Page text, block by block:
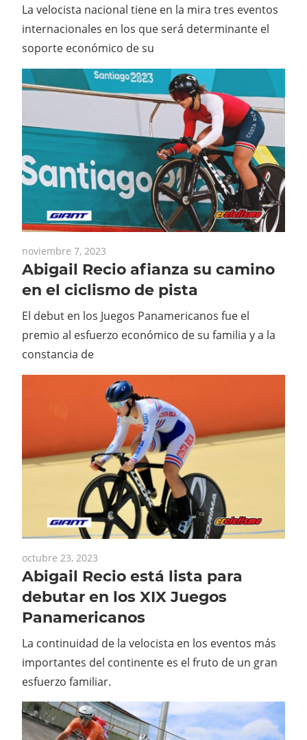
La velocista nacional tiene en la mira tres eventos
internacionales en los que será determinante el
soporte económico de su
noviembre 7, 2023
Abigail Recio afianza su camino
en el ciclismo de pista
El debut en los Juegos Panamericanos fue el
premio al esfuerzo económico de su familia y a la
constancia de
octubre 23, 2023
Abigail Recio está lista para
debutar en los XIX Juegos
Panamericanos
La continuidad de la velocista en los eventos más
importantes del continente es el fruto de un gran
esfuerzo familiar.